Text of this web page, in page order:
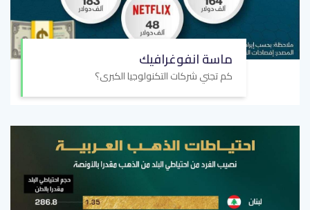
ماسة انفوغرافيك
كم تجني شركات التكنولوجيا الكبرى؟